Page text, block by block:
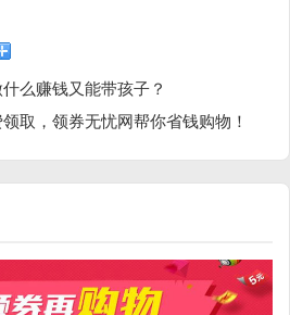
么赚钱又能带孩子？
取，领券无忧网帮你省钱购物！